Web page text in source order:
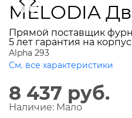
MELODIA
Прямой поставщик
5 лет гарантия на
Alpha 293
См. все характеристики
8 437 руб.
Наличие: Мало